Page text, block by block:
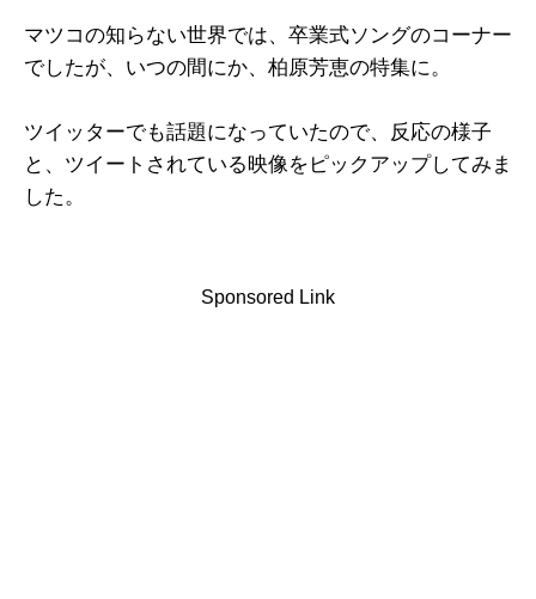
マツコの知らない世界では、卒業式ソングのコーナー
でしたが、いつの間にか、柏原芳恵の特集に。
ツイッターでも話題になっていたので、反応の様子
と、ツイートされている映像をピックアップしてみま
した。
Sponsored Link